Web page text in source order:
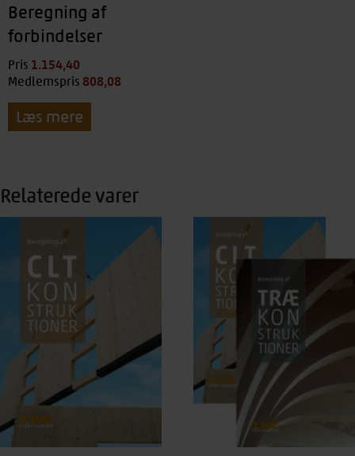
Beregning af
forbindelser
Pris 1.154,40
Medlemspris 808,08
Læs mere
Relaterede varer